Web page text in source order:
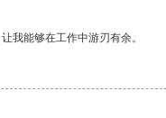
我能够在工作中游刃有余。